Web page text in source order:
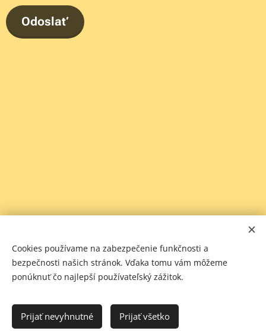
Odoslať
Cookies používame na zabezpečenie funkčnosti a
bezpečnosti našich stránok. Vďaka tomu vám môžeme
ponúknuť čo najlepší používateľský zážitok.
Prijať nevyhnutné Prijať všetko